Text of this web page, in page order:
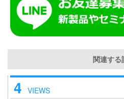
関連する
4 VIEWS